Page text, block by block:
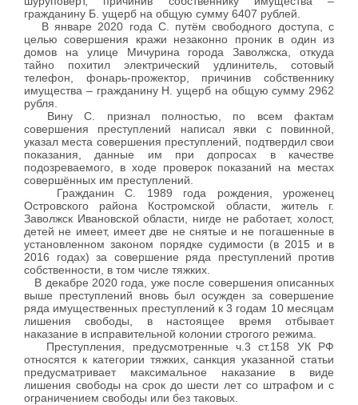
гражданину Б. ущерб на общую сумму 6407 рублей.
В январе 2020 года С. путём свободного доступа, с
целью совершения кражи незаконно проник в один из
домов на улице Мичурина города Заволжска, откуда
тайно похитил электрический удлинитель, сотовый
телефон, фонарь-прожектор, причинив собственнику
имущества – гражданину Н. ущерб на общую сумму 2962
рубля.
Вину С. признал полностью, по всем фактам
совершения преступлений написал явки с повинной,
указал места совершения преступлений, подтвердил свои
показания, данные им при допросах в качестве
подозреваемого, в ходе проверок показаний на местах
совершённых им преступлений.
Гражданин С. 1989 года рождения, уроженец
Островского района Костромской области, житель г.
Заволжск Ивановской области, нигде не работает, холост,
детей не имеет, имеет две не снятые и не погашенные в
установленном законом порядке судимости (в 2015 и в
2016 годах) за совершение ряда преступлений против
собственности, в том числе тяжких.
В декабре 2020 года, уже после совершения описанных
выше преступлений вновь был осужден за совершение
ряда имущественных преступлений к 3 годам 10 месяцам
лишения свободы, в настоящее время отбывает
наказание в исправительной колонии строгого режима.
Преступления, предусмотренные ч.3 ст.158 УК РФ
относятся к категории тяжких, санкция указанной статьи
предусматривает максимальное наказание в виде
лишения свободы на срок до шести лет со штрафом и с
ограничением свободы или без таковых.